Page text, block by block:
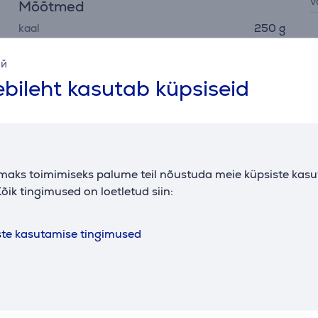
kasutab küpsiseid
toimimiseks palume teil nõustuda meie küpsiste
tingimused on loetletud siin:
kasutamise tingimused
Mõõtmed
kaal 250 g
Kirjeldus
seadme vajadused ja valib sobiva pinge ning voolu.
See teeb adapterist universaalse lahenduse tööks,